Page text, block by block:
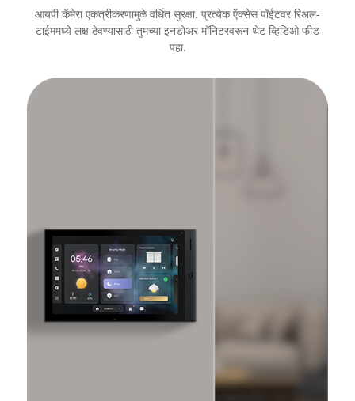
आयपी कॅमेरा एकत्रीकरणामुळे वर्धित सुरक्षा. प्रत्येक ऍक्सेस पॉईंटवर रिअल-
टाईममध्ये लक्ष ठेवण्यासाठी तुमच्या इनडोअर मॉनिटरवरून थेट व्हिडिओ फीड
पहा.